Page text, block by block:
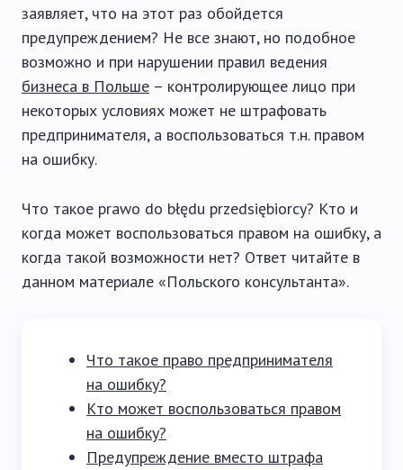
заявляет, что на этот раз обойдется
предупреждением? Не все знают, но подобное
возможно и при нарушении правил ведения
бизнеса в Польше – контролирующее лицо при
некоторых условиях может не штрафовать
предпринимателя, а воспользоваться т.н. правом
на ошибку.
Что такое prawo do błędu przedsiębiorcy? Кто и
когда может воспользоваться правом на ошибку, а
когда такой возможности нет? Ответ читайте в
данном материале «Польского консультанта».
Что такое право предпринимателя
на ошибку?
Кто может воспользоваться правом
на ошибку?
Предупреждение вместо штрафа